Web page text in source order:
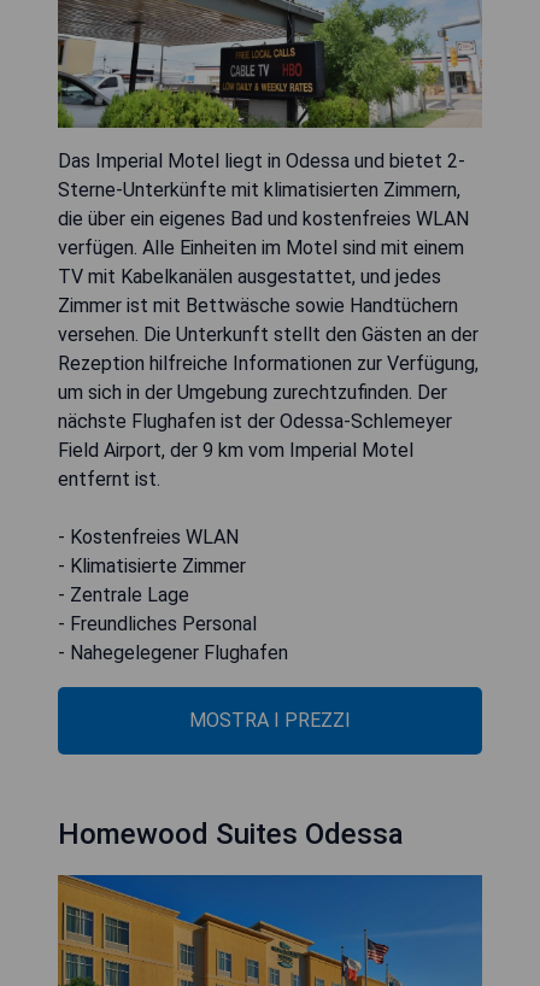
Das Imperial Motel liegt in Odessa und bietet 2-
Sterne-Unterkünfte mit klimatisierten Zimmern,
die über ein eigenes Bad und kostenfreies WLAN
verfügen. Alle Einheiten im Motel sind mit einem
TV mit Kabelkanälen ausgestattet, und jedes
Zimmer ist mit Bettwäsche sowie Handtüchern
versehen. Die Unterkunft stellt den Gästen an der
Rezeption hilfreiche Informationen zur Verfügung,
um sich in der Umgebung zurechtzufinden. Der
nächste Flughafen ist der Odessa-Schlemeyer
Field Airport, der 9 km vom Imperial Motel
entfernt ist.
- Kostenfreies WLAN
- Klimatisierte Zimmer
- Zentrale Lage
- Freundliches Personal
- Nahegelegener Flughafen
MOSTRA I PREZZI
Homewood Suites Odessa